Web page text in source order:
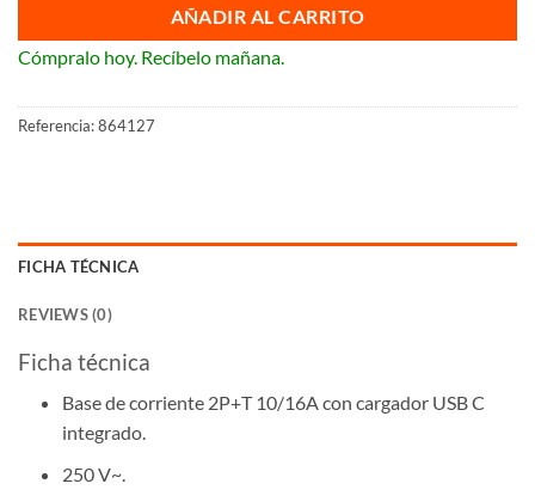
AÑADIR AL CARRITO
Cómpralo hoy. Recíbelo mañana.
Referencia:864127
FICHA TÉCNICA
REVIEWS (0)
Ficha técnica
Base de corriente 2P+T 10/16A con cargador USB C
integrado.
250 V~.